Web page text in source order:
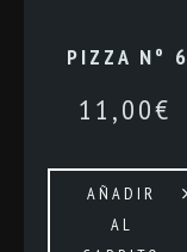
PIZZA Nº 6
11,00€
AÑADIR
AL